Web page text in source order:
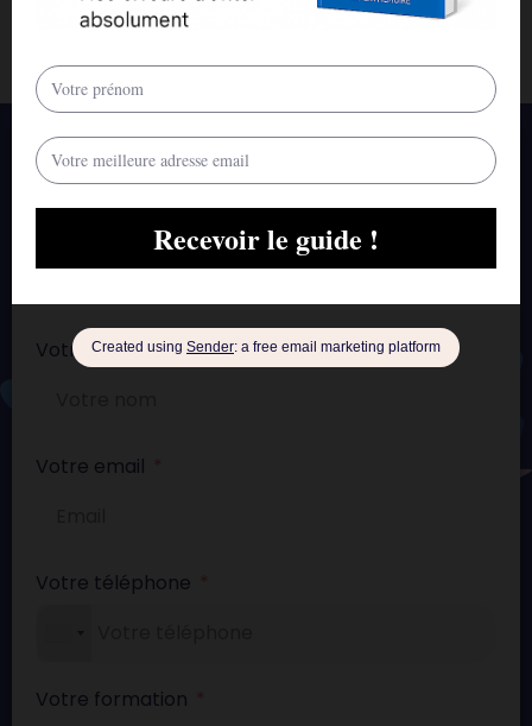
besoin d’aide pour votre mémoire ?
Contactez-nous!
Votre nom
Votre email
Votre téléphone
Votre formation